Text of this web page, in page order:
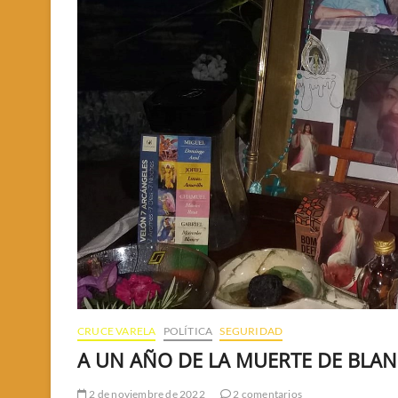
CRUCE VARELA POLÍTICA SEGURIDAD
A UN AÑO DE LA MUERTE DE
2 de noviembre de 2022 2 comentarios